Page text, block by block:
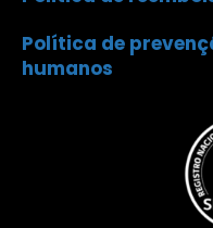
Política de
humanos